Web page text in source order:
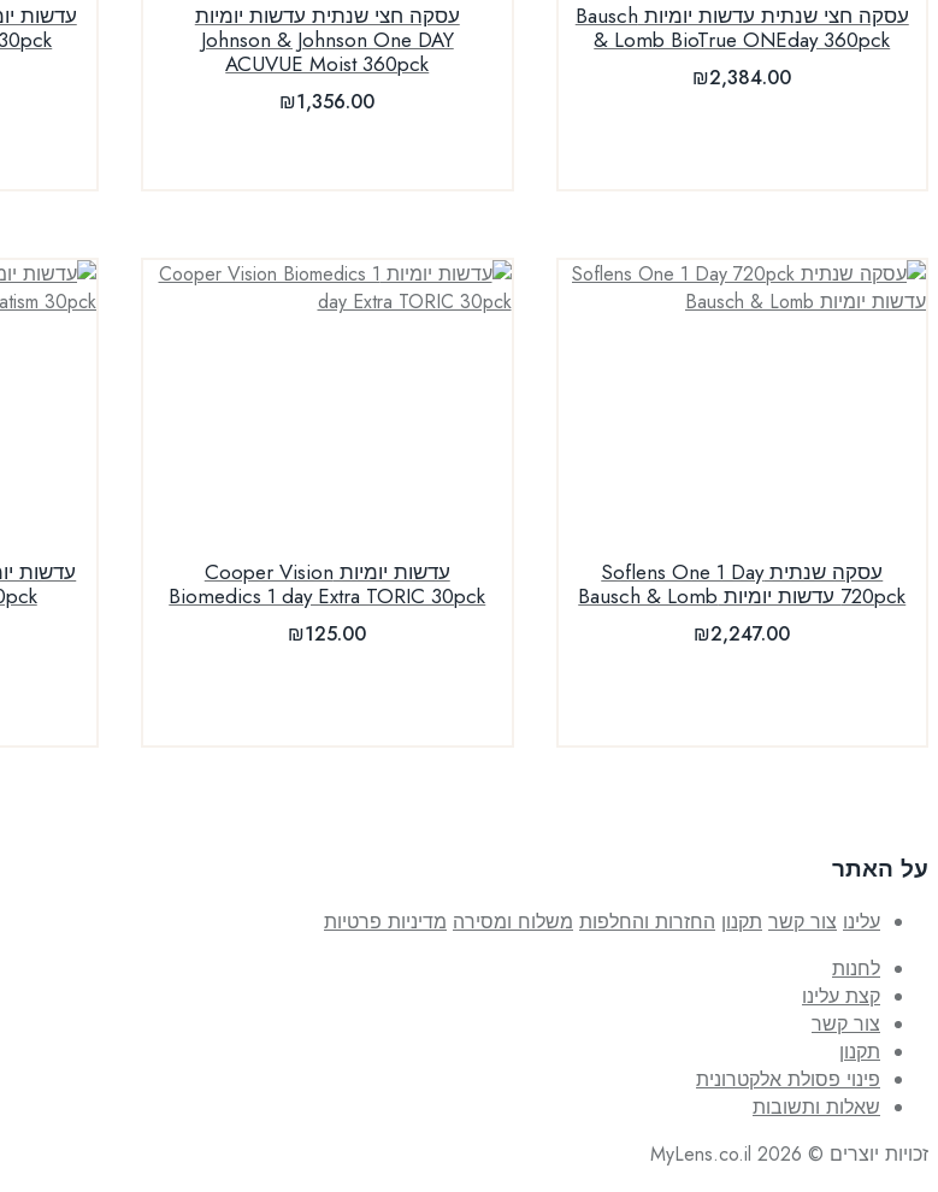
עסקה חצי שנתית עדשות יומיות Bausch
& Lomb BioTrue ONEday 360pck
₪2,384.00
עסקה חצי שנתית עדשות יומיות
Johnson & Johnson One DAY
ACUVUE Moist 360pck
₪1,356.00
עסקה שנתית Soflens One 1 Day
720pck עדשות יומיות Bausch & Lomb
₪2,247.00
עדשות יומיות Cooper Vision
Biomedics 1 day Extra TORIC 30pck
₪125.00
על האתר
עלינו צור קשר תקנון החזרות והחלפות משלוח ומסירה מדיניות פרטיות
לחנות
קצת עלינו
צור קשר
תקנון
פינוי פסולת אלקטרונית
שאלות ותשובות
זכויות יוצרים © 2026 MyLens.co.il